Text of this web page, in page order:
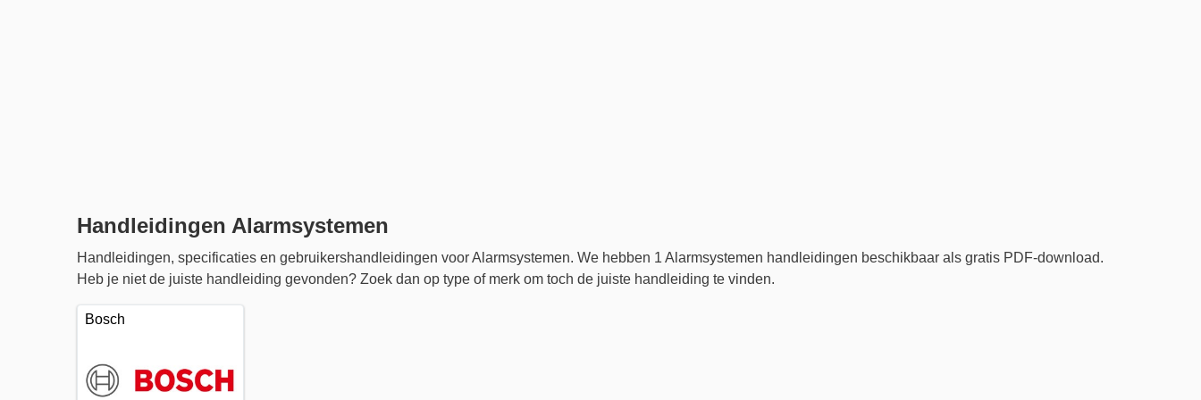
Handleidingen Alarmsystemen
Handleidingen, specificaties en gebruikershandleidingen voor Alarmsystemen. We hebben 1 Alarmsystemen handleidingen beschikbaar als gratis PDF-download.
Heb je niet de juiste handleiding gevonden? Zoek dan op type of merk om toch de juiste handleiding te vinden.
Bosch